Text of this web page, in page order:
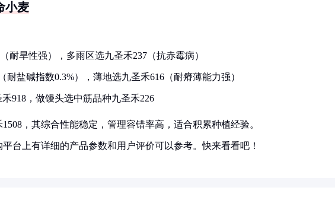
小麦
耐旱性强），多雨区选九圣禾237（抗赤霉病）
耐盐碱指数0.3%），薄地选九圣禾616（耐瘠薄能力强）
918，做馒头选中筋品种九圣禾226
，其综合性能稳定，管理容错率高，适合积累种植经验。
台上有详细的产品参数和用户评价可以参考。快来看看吧！